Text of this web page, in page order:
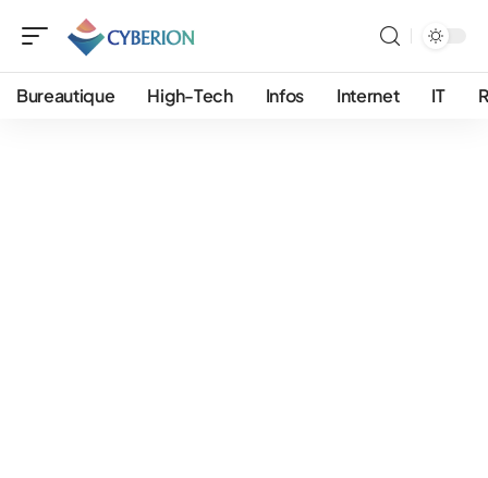
Bureautique High-Tech Infos Internet IT